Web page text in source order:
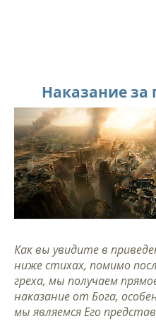
Наказание за
Как вы увидите в
ниже стихах, помимо
греха, мы получаем
наказание от Бога,
мы являемся Его